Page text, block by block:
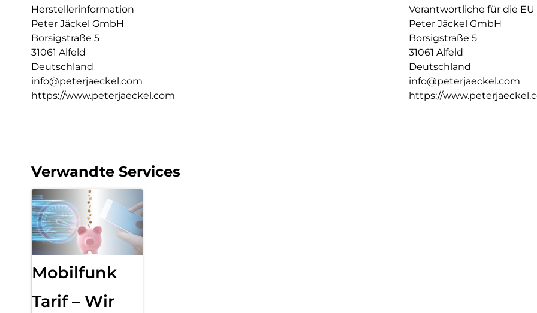
Herstellerinformation
Peter Jäckel GmbH
Borsigstraße 5
31061 Alfeld
Deutschland
info@peterjaeckel.com
https://www.peterjaeckel.com
Verantwortliche für die EU
Peter Jäckel GmbH
Borsigstraße 5
31061 Alfeld
Deutschland
info@peterjaeckel.com
https://
Verwandte Services
Mobilfunk
Tarif – Wir